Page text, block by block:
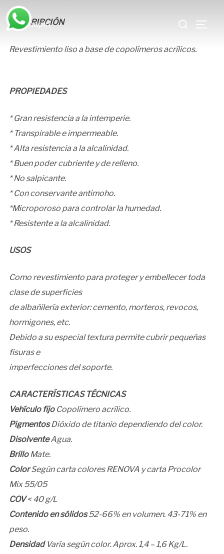
Saltar
contenido
DESCRIPCIÓN
Revestimiento liso a base de copolímeros acrílicos.
PROPIEDADES
* Gran resistencia a la intemperie.
* Transpirable e impermeable.
* Alta resistencia a la alcalinidad.
* Buen poder cubriente y de relleno.
* No salpicante.
* Con conservante antimoho.
*Microporoso para controlar la humedad.
* Resistente a la alcalinidad.
USOS
Como revestimiento para proteger y embellecer toda
clase de superficies
de albañilería exterior: cemento, morteros, revocos,
hormigones, etc.
Debido a su especial textura permite cubrir pequeñas
fisuras e
imperfecciones del soporte.
CARACTERÍSTICAS TÉCNICAS
Vehículo fijoCopolímero acrílico.
PigmentosDióxido de titanio dependiendo del color.
DisolventeAgua.
BrilloMate.
ColorSegún carta colores RENOVA y carta Procolor
Mix 55/05
COV< 40 g/L
Contenido en sólidos52-66% en volumen. 43-71% en
peso.
DensidadVaría según color. Aprox. 1,4 – 1,6 Kg/L.